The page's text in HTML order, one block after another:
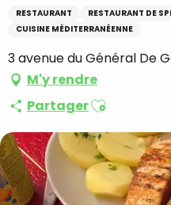
RESTAURANT
RESTAURANT DE
CUISINE MÉDITERRANÉENNE
3 avenue du Général De
M'y rendre
PartagerAjouter aux